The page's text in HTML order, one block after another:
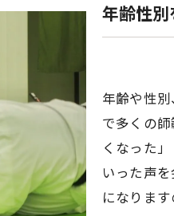
年齢性
年齢や性
で多くの
くなった
いった声
になりま